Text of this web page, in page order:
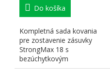
Do košíka
Kompletná sada kovania
pre zostavenie zásuvky
StrongMax 18 s
bezúchytkovým
otváraním" "PUSH". Nutné